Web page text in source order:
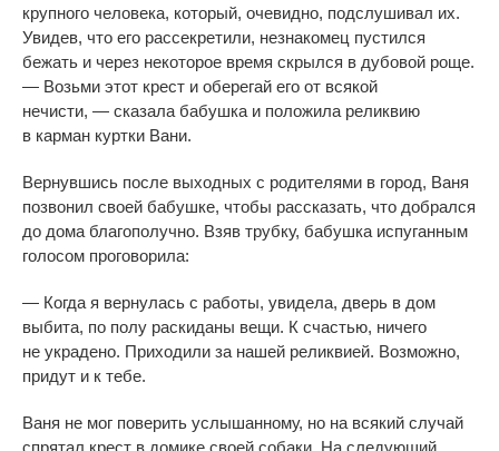
крупного человека, который, очевидно, подслушивал их.
Увидев, что его рассекретили, незнакомец пустился
бежать и через некоторое время скрылся в дубовой роще.
— Возьми этот крест и оберегай его от всякой
нечисти, — сказала бабушка и положила реликвию
в карман куртки Вани.
Вернувшись после выходных с родителями в город, Ваня
позвонил своей бабушке, чтобы рассказать, что добрался
до дома благополучно. Взяв трубку, бабушка испуганным
голосом проговорила:
— Когда я вернулась с работы, увидела, дверь в дом
выбита, по полу раскиданы вещи. К счастью, ничего
не украдено. Приходили за нашей реликвией. Возможно,
придут и к тебе.
Ваня не мог поверить услышанному, но на всякий случай